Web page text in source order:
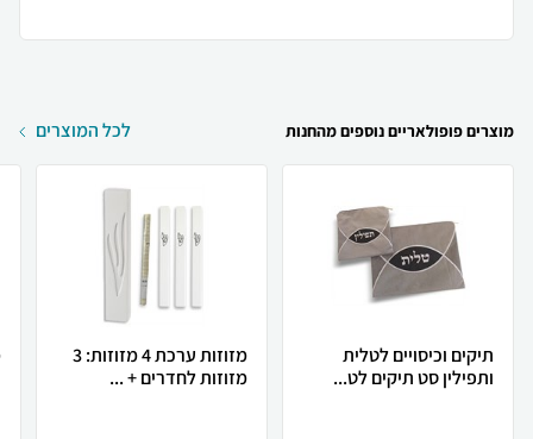
מוצרים פופולאריים נוספים מהחנות לכל המוצרים
תיקים וכיסויים לטלית
ותפילין סט תיקים לט...
מזוזות ערכת 4 מזוזות: 3
מזוזות לחדרים + ...